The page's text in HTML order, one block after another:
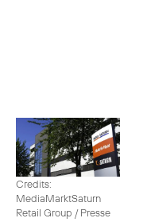
Credits:
MediaMarktSaturn
Retail Group / Presse